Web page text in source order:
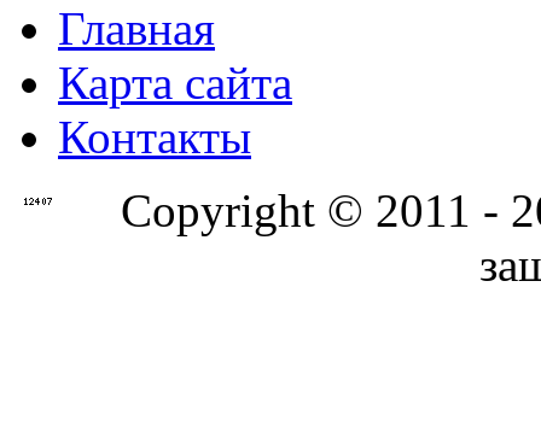
Главная
Карта сайта
Контакты
Copyright © 2011 -